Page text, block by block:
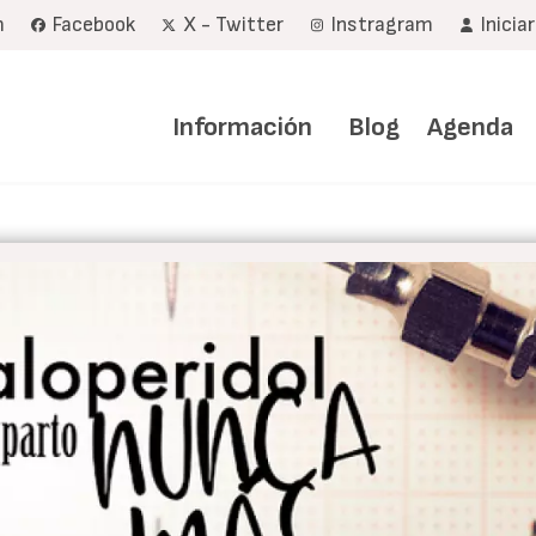
Facebook X - Twitter Instragram
Información Blog Agenda